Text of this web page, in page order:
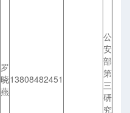
罗
晓
燕
13808482451
公
安
部
第
三
研
究